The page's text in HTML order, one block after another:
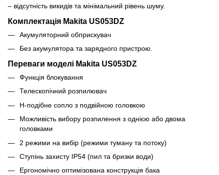
– відсутність викидів та мінімальний рівень шуму.
Комплектація Makita US053DZ
Акумуляторний обприскувач
Без акумулятора та зарядного пристрою.
Переваги моделі Makita US053DZ
Функція блокування
Телескопічний розпилювач
Н-подібне сопло з подвійною головкою
Можливість вибору розпилення з однією або двома
головками
2 режими на вибір (режими туману та потоку)
Ступінь захисту IP54 (пил та бризки води)
Ергономічно оптимізована конструкція бака